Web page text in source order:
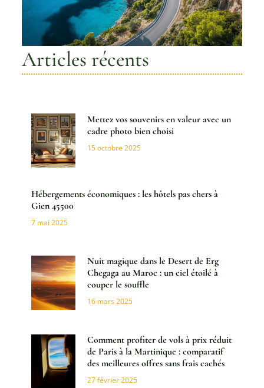
Articles récents
Mettez vos souvenirs en valeur avec un
cadre photo bien choisi
15 octobre 2025
Hébergements économiques : les hôtels pas chers à
Gien 45500
7 mai 2025
Nuit magique dans le Desert de Erg
Chegaga au Maroc : un ciel étoilé à
couper le souffle
16 mars 2025
Comment profiter de vols à prix réduit
de Paris à la Martinique : comparatif
des meilleures offres sans frais cachés
27 février 2025